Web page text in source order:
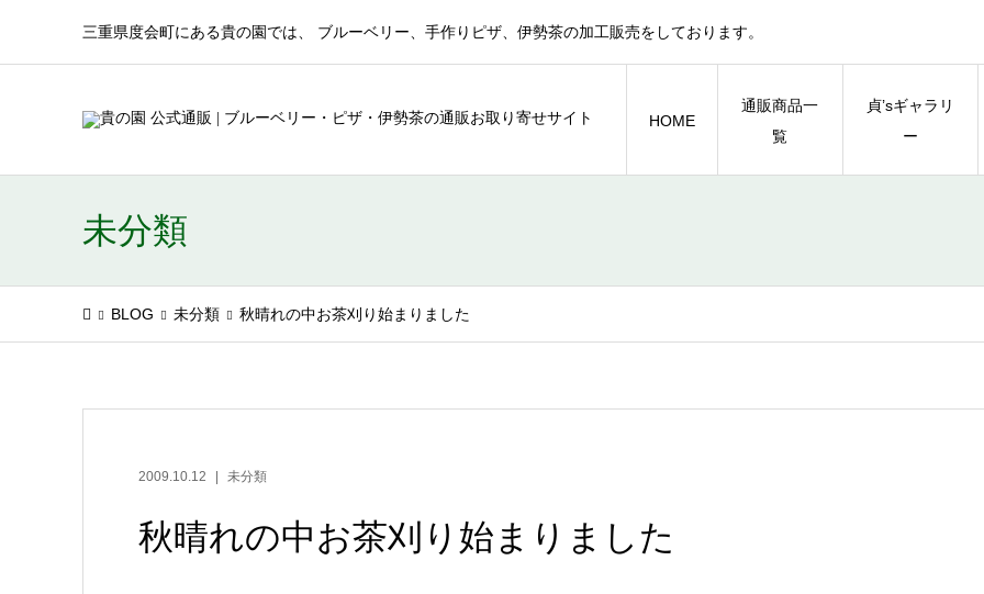
三重県度会町にある貴の園では、 ブルーベリー、手作りピザ、伊勢茶の加工販売をしております。
HOME
通販商品一
覧
貞’sギャラリ
ー
未分類
BLOG 未分類 秋晴れの中お茶刈り始まりました
2009.10.12 未分類
秋晴れの中お茶刈り始まりました